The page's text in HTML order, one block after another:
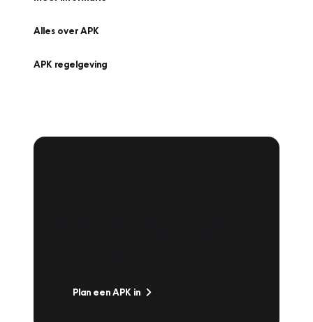
Alles over APK
APK regelgeving
Plan een APK in